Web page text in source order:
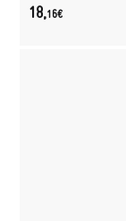
18,16€